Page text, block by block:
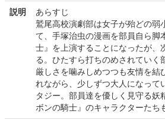
説明
あらすじ
鷲尾高校演劇部は女子が殆どの弱
て、手塚治虫の漫画を部員自ら脚
士』を上演することになったが、
る。ひたすら打ちのめされていく
厳しさを噛みしめつつも友情を結
れながら、少しずつ大人になって
タジー。部員達を優しく見守る妖
ボンの騎士』のキャラクターたち